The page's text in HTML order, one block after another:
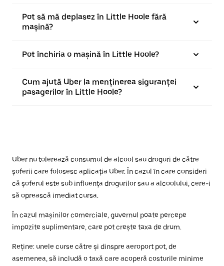
Pot să mă deplasez în Little Hoole fără
mașină?
Pot închiria o mașină în Little Hoole?
Cum ajută Uber la menținerea siguranței
pasagerilor în Little Hoole?
Uber nu tolerează consumul de alcool sau droguri de către
șoferii care folosesc aplicația Uber. În cazul în care consideri
că șoferul este sub influența drogurilor sau a alcoolului, cere-i
să oprească imediat cursa.
În cazul mașinilor comerciale, guvernul poate percepe
impozite suplimentare, care pot crește taxa de drum.
Reține: unele curse către și dinspre aeroport pot, de
asemenea, să includă o taxă care acoperă costurile minime